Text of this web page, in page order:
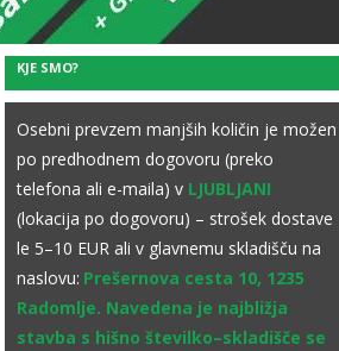
KJE SMO?
Osebni prevzem manjših količin je možen
po predhodnem dogovoru (preko
telefona ali e-maila) v LJUBLJANI
(lokacija po dogovoru) – strošek dostave
le 5–10 EUR ali v glavnemu skladišču na
naslovu: Prešernova cesta 10, 1235
Radomlje. Navedena je najbližja
stavba s hišno številko–skladišče se